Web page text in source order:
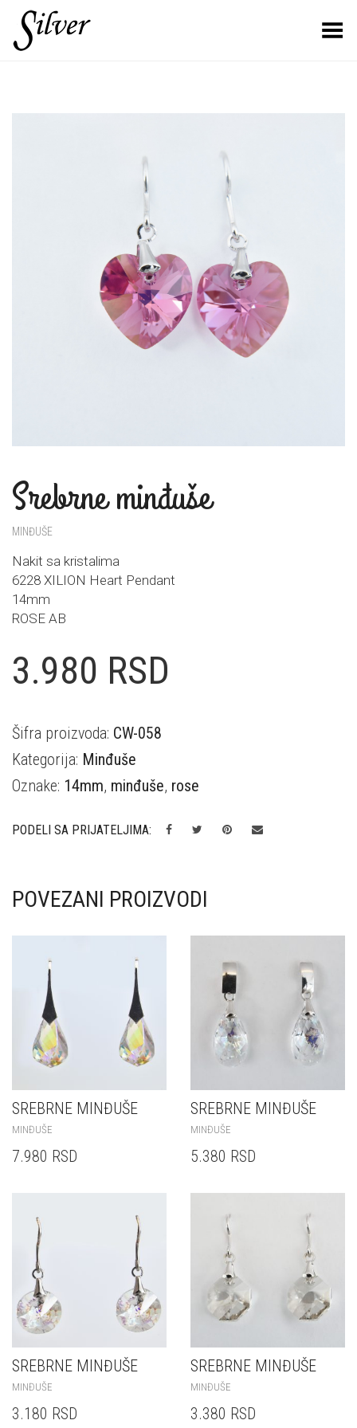
Toggle Menu
Srebrne minđuše
MINĐUŠE
Nakit sa kristalima
6228 XILION Heart Pendant
14mm
ROSE AB
3.980 RSD
Šifra proizvoda: CW-058
Kategorija: Minđuše
Oznake: 14mm, minđuše, rose
PODELI SA PRIJATELJIMA:
POVEZANI PROIZVODI
SREBRNE MINĐUŠE
MINĐUŠE
7.980 RSD
SREBRNE MINĐUŠE
MINĐUŠE
5.380 RSD
SREBRNE MINĐUŠE
MINĐUŠE
3.180 RSD
SREBRNE MINĐUŠE
MINĐUŠE
3.380 RSD